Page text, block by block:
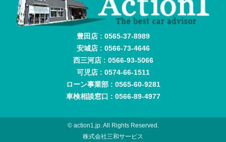
豊田店 : 0565-37-8989
安城店 : 0566-73-4646
西三河店 : 0566-93-5066
可児店 : 0574-66-1511
ローン事業部 : 0565-60-9281
車検相談窓口 : 0566-89-4977
© action1.jp. All Rights Reserved.
株式会社三和サービス